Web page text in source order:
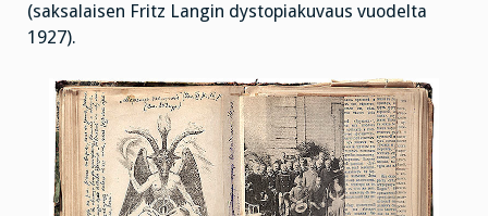
(saksalaisen Fritz Langin dystopiakuvaus vuodelta
1927).